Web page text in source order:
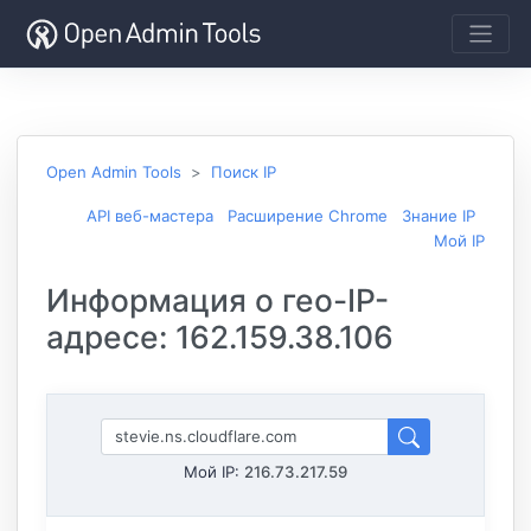
Open Admin Tools Поиск IP
API веб-мастера Расширение Chrome
Знание IP
Мой IP
Информация о гео-IP-
адресе: 162.159.38.106
Мой IP: 216.73.217.59